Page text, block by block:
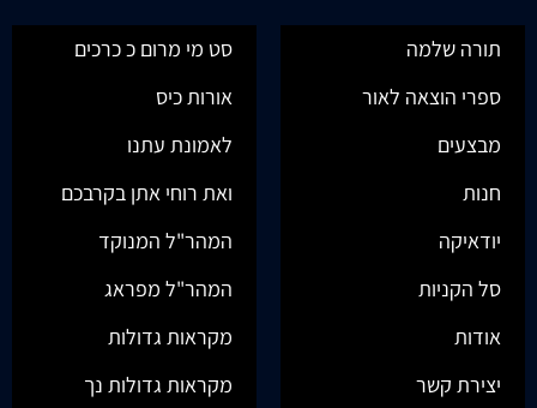
תורה שלמה
ספרי הוצאה לאור
מבצעים
חנות
יודאיקה
סל הקניות
אודות
יצירת קשר
סט מי מרום כ כרכים
אורות כיס
לאמונת עתנו
ואת רוחי אתן בקרבכם
המהר"ל המנוקד
המהר"ל מפראג
מקראות גדולות
מקראות גדולות נך